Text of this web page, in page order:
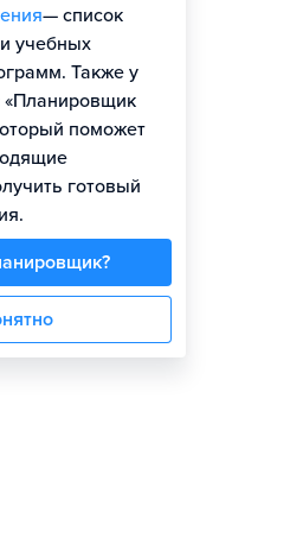
— список
учебных
Также у
«Планировщик
поможет
готовый